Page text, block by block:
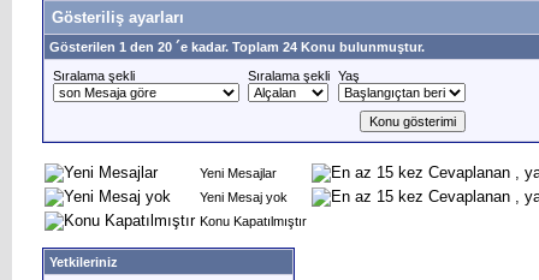
Gösteriliş ayarları
Gösterilen 1 den 20 ´e kadar. Toplam 24 Konu bulunmuştur.
Sıralama şekli
Sıralama şekli Yaş
Yeni Mesajlar
Yeni Mesaj yok
Konu Kapatılmıştır
Yetkileriniz